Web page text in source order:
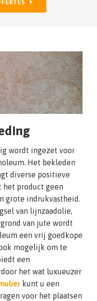
wordt ingezet voor
Het bekleden
diverse positieve
het product geen
grote indrukvastheid.
van lijnzaadolie,
van jute wordt
een vrij goedkope
mogelijk om te
een
het wat luxueuzer
kunt u een
voor het plaatsen